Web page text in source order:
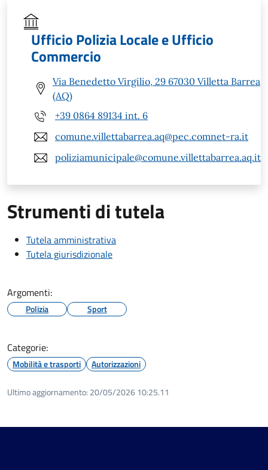
Ufficio Polizia Locale e Ufficio
Commercio
Via Benedetto Virgilio, 29 67030 Villetta Barrea
(AQ)
+39 0864 89134 int. 6
comune.villettabarrea.aq@pec.comnet-ra.it
poliziamunicipale@comune.villettabarrea.aq.it
Strumenti di tutela
Tutela amministrativa
Tutela giurisdizionale
Argomenti:
Polizia Sport
Categorie:
Mobilità e trasporti Autorizzazioni
Ultimo aggiornamento: 20/05/2026 10:25.11